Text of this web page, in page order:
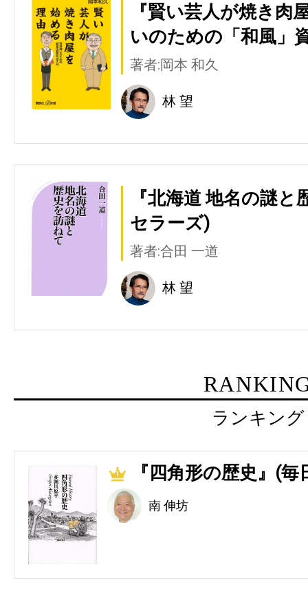
『賢い芸人が焼き肉
いのための「和風」
著者:岡本 和久
林 望
『北海道 地名の謎
セラーズ)
著者:合田 一道
林 望
ランキング
1 『四角形の歴史』(毎
南 伸坊